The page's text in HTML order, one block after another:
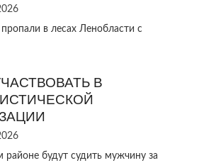
в лесах Ленобласти с
В
районе будут судить мужчину за